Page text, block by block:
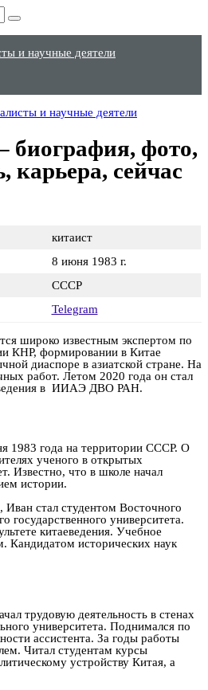
и научные деятели
и научные деятели
биография, фото,
карьера, сейчас
китаист
8 июня 1983 г.
СССР
Telegram
широко известным экспертом по
КНР, формировании в Китае
диаспоре в азиатской стране. На
работ. Летом 2020 года он стал
в ИИАЭ ДВО РАН.
1983 года на территории СССР. О
ученого в открытых
Известно, что в школе начал
истории.
Иван стал студентом Восточного
государственного университета.
китаеведения. Учебное
Кандидатом исторических наук
трудовую деятельность в стенах
университета. Поднимался по
ассистента. За годы работы
Читал студентам курсы
устройству Китая, а